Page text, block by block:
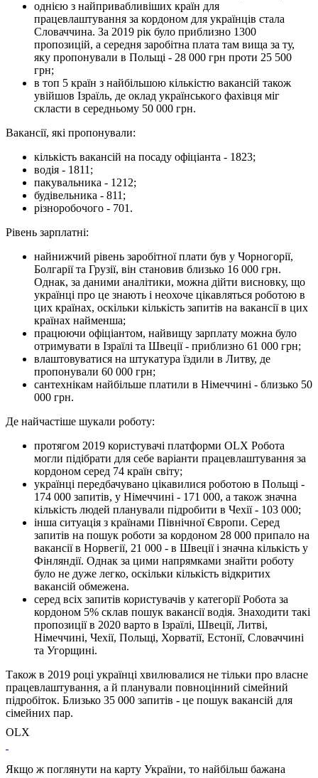
однією з найпривабливіших країн для
працевлаштування за кордоном для українців стала
Словаччина. За 2019 рік було приблизно 1300
пропозицій, а середня заробітна плата там вища за ту,
яку пропонували в Польщі - 28 000 грн проти 25 500
грн;
в топ 5 країн з найбільшою кількістю вакансій також
увійшов Ізраїль, де оклад українського фахівця міг
скласти в середньому 50 000 грн.
Вакансії, які пропонували:
кількість вакансій на посаду офіціанта - 1823;
водія - 1811;
пакувальника - 1212;
будівельника - 811;
різноробочого - 701.
Рівень зарплатні:
найнижчий рівень заробітної плати був у Чорногорії,
Болгарії та Грузії, він становив близько 16 000 грн.
Однак, за даними аналітики, можна дійти висновку, що
українці про це знають і неохоче цікавляться роботою в
цих країнах, оскільки кількість запитів на вакансії в цих
країнах найменша;
працюючи офіціантом, найвищу зарплату можна було
отримувати в Ізраїлі та Швеції - приблизно 61 000 грн;
влаштовуватися на штукатура їздили в Литву, де
пропонували 60 000 грн;
сантехнікам найбільше платили в Німеччині - близько 50
000 грн.
Де найчастіше шукали роботу:
протягом 2019 користувачі платформи OLX Робота
могли підібрати для себе варіанти працевлаштування за
кордоном серед 74 країн світу;
українці передбачувано цікавилися роботою в Польщі -
174 000 запитів, у Німеччині - 171 000, а також значна
кількість людей планували підробити в Чехії - 103 000;
інша ситуація з країнами Північної Європи. Серед
запитів на пошук роботи за кордоном 28 000 припало на
вакансії в Норвегії, 21 000 - в Швеції і значна кількість у
Фінляндії. Однак за цими напрямками знайти роботу
було не дуже легко, оскільки кількість відкритих
вакансій обмежена.
серед всіх запитів користувачів у категорії Робота за
кордоном 5% склав пошук вакансії водія. Знаходити такі
пропозиції в 2020 варто в Ізраїлі, Швеції, Литві,
Німеччині, Чехії, Польщі, Хорватії, Естонії, Словаччині
та Угорщині.
Також в 2019 році українці хвилювалися не тільки про власне
працевлаштування, а й планували повноцінний сімейний
підробіток. Близько 35 000 запитів - це пошук вакансій для
сімейних пар.
OLX
Якщо ж поглянути на карту України, то найбільш бажана